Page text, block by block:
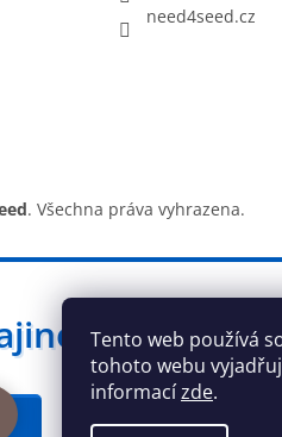
Tento web používá
tohoto webu
informacízde.
need4seed.cz
. Všechna práva vyhrazena.
❤️